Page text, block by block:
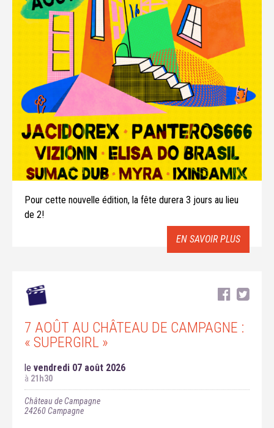
Pour cette nouvelle édition, la fête durera 3 jours au lieu
de 2!
EN SAVOIR PLUS
7 AOÛT AU CHÂTEAU DE CAMPAGNE :
« SUPERGIRL »
le vendredi 07 août 2026
à 21h30
Château de Campagne
24260Campagne